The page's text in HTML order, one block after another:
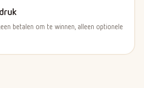
betalen om te winnen, alleen optionele